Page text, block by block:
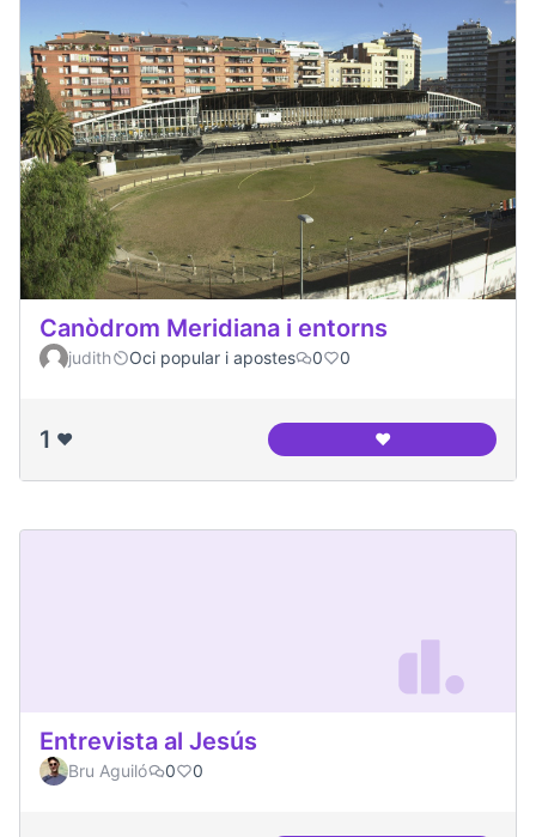
Canòdrom Meridiana i entorns
judith Oci popular i apostes 0 0
1 ❤️ ❤️Canòdrom
Entrevista al Jesús
Bru Aguiló 0 0